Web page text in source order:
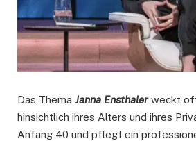
Das Thema Janna Ensthalerweckt
hinsichtlich ihres Alters und ihres
Anfang 40 und pflegt ein